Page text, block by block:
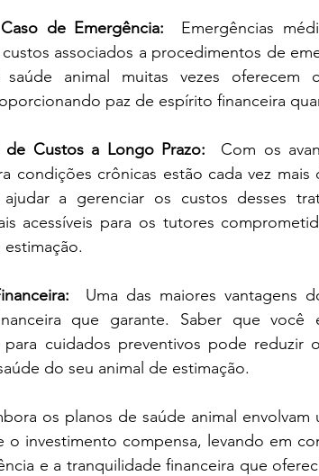
de Emergência:
Emergências
associados a procedimentos de
animal muitas vezes oferecem
paz de espírito financeira
de Custos a Longo Prazo:
Com os
condições crônicas estão cada vez
ajudar a gerenciar os custos desses
acessíveis para os tutores
estimação.
Uma das maiores vantagens
que garante. Saber que
cuidados preventivos pode reduzir
do seu animal de estimação.
os planos de saúde animal
o investimento compensa, levando em
e a tranquilidade financeira que